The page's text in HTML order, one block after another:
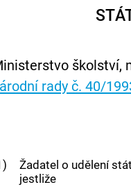
školství,
rady č. 40/
Žadatel o udělení
jestliže